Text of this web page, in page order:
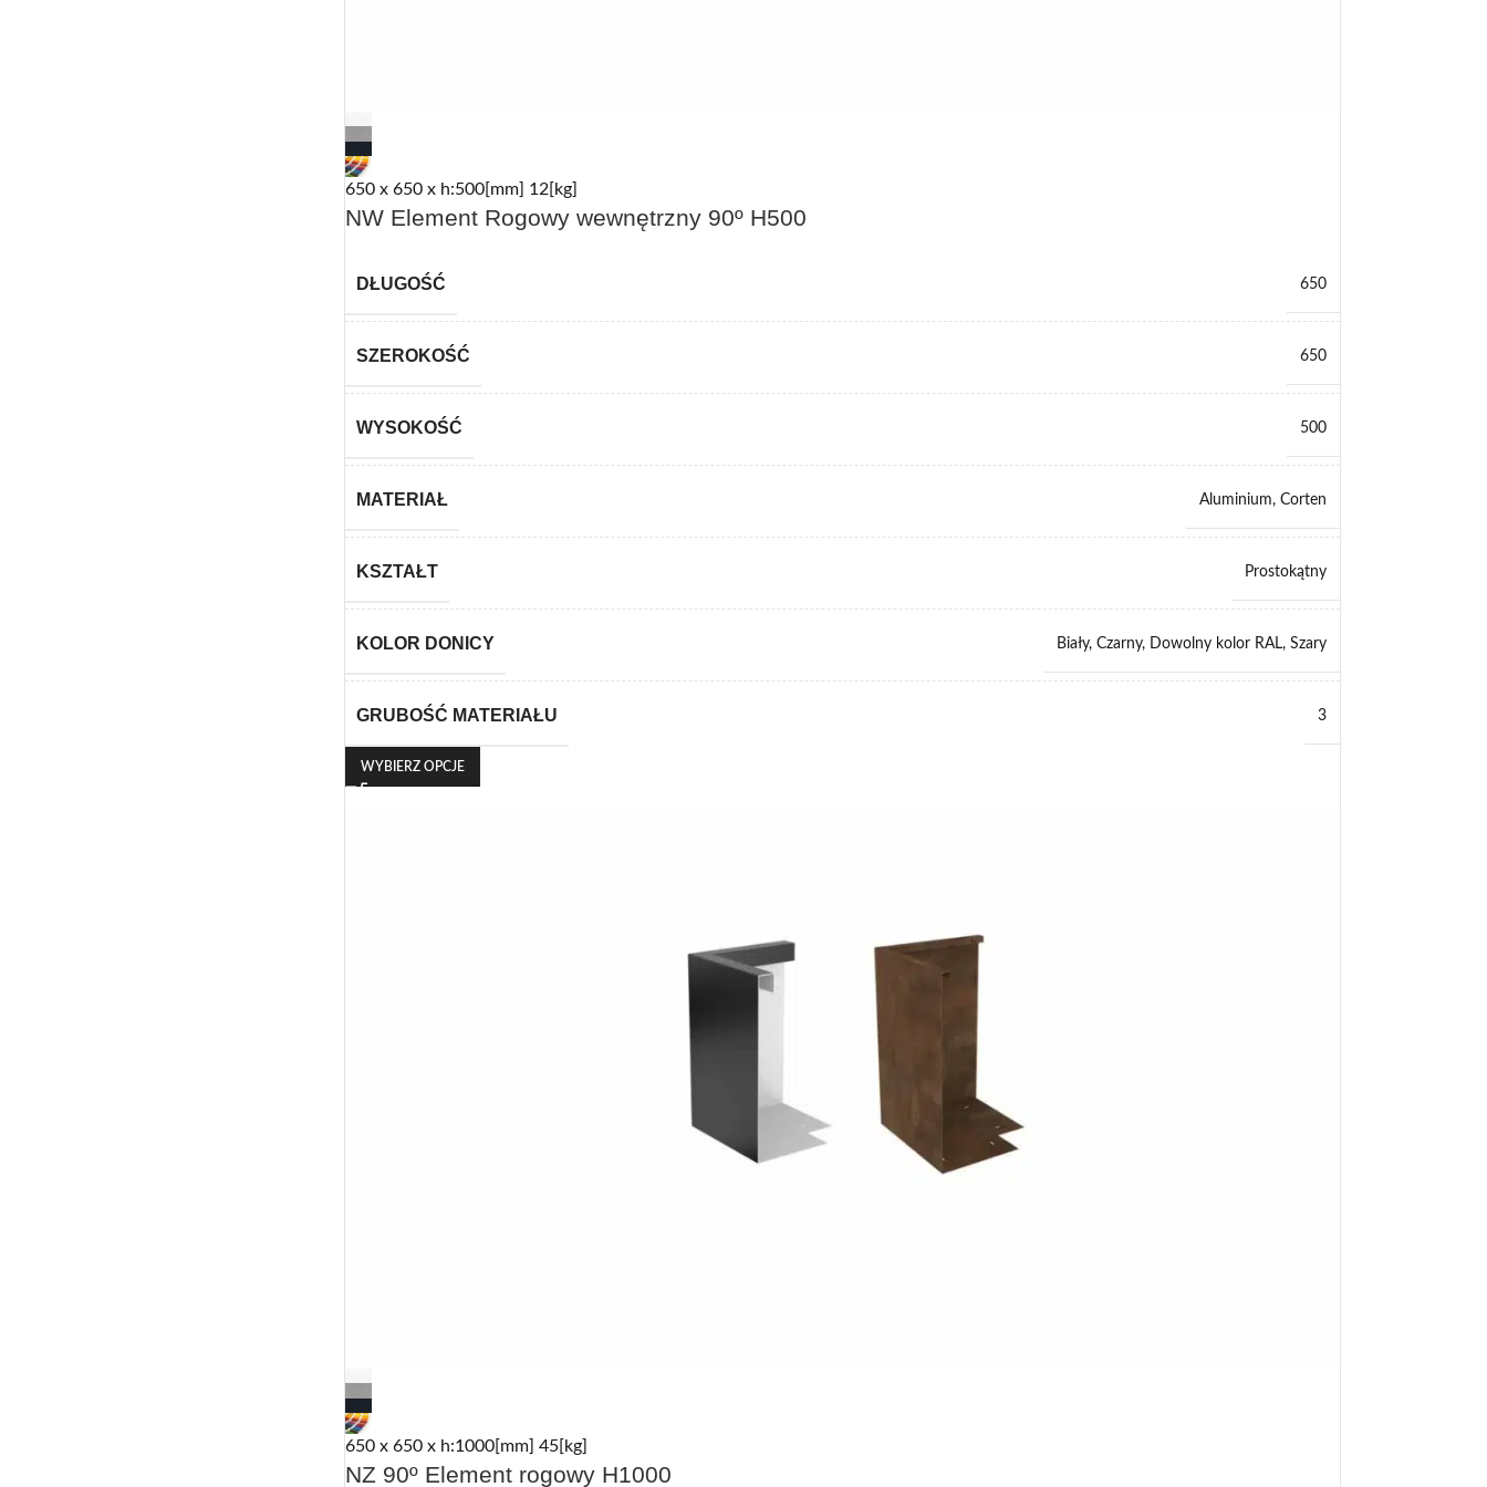
650 x 650 x h:500[mm] 12[kg]
NW Element Rogowy wewnętrzny 90º H500
DŁUGOŚĆ 650
SZEROKOŚĆ 650
WYSOKOŚĆ 500
MATERIAŁ Aluminium, Corten
KSZTAŁT Prostokątny
KOLOR DONICY Biały, Czarny, Dowolny kolor RAL, Szary
GRUBOŚĆ MATERIAŁU 3
WYBIERZ OPCJE
650 x 650 x h:1000[mm] 45[kg]
NZ 90º Element rogowy H1000